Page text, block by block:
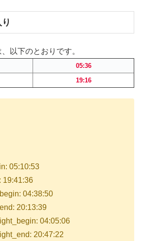
以下のとおりです。
05:36
19:16
05:10:53
19:41:36
04:38:50
20:13:39
04:05:06
20:47:22